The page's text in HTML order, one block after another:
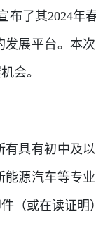
布了其2024
展平台。本
会。
具有初中及
源汽车等专
（或在读证明